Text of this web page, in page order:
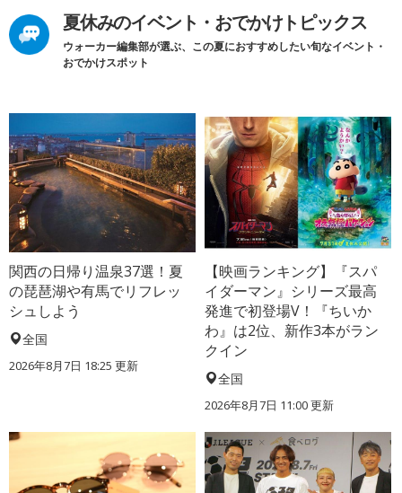
夏休みのイベント・おでかけトピックス
ウォーカー編集部が選ぶ、この夏におすすめしたい旬なイベント・
おでかけスポット
関西の日帰り温泉37選！夏
の琵琶湖や有馬でリフレッ
シュしよう
全国
2026年8月7日 18:25 更新
【映画ランキング】『スパ
イダーマン』シリーズ最高
発進で初登場V！『ちいか
わ』は2位、新作3本がラン
クイン
全国
2026年8月7日 11:00更新